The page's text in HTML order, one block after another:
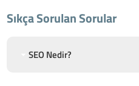
Sıkça Sorulan Sorular
SEO Nedir?